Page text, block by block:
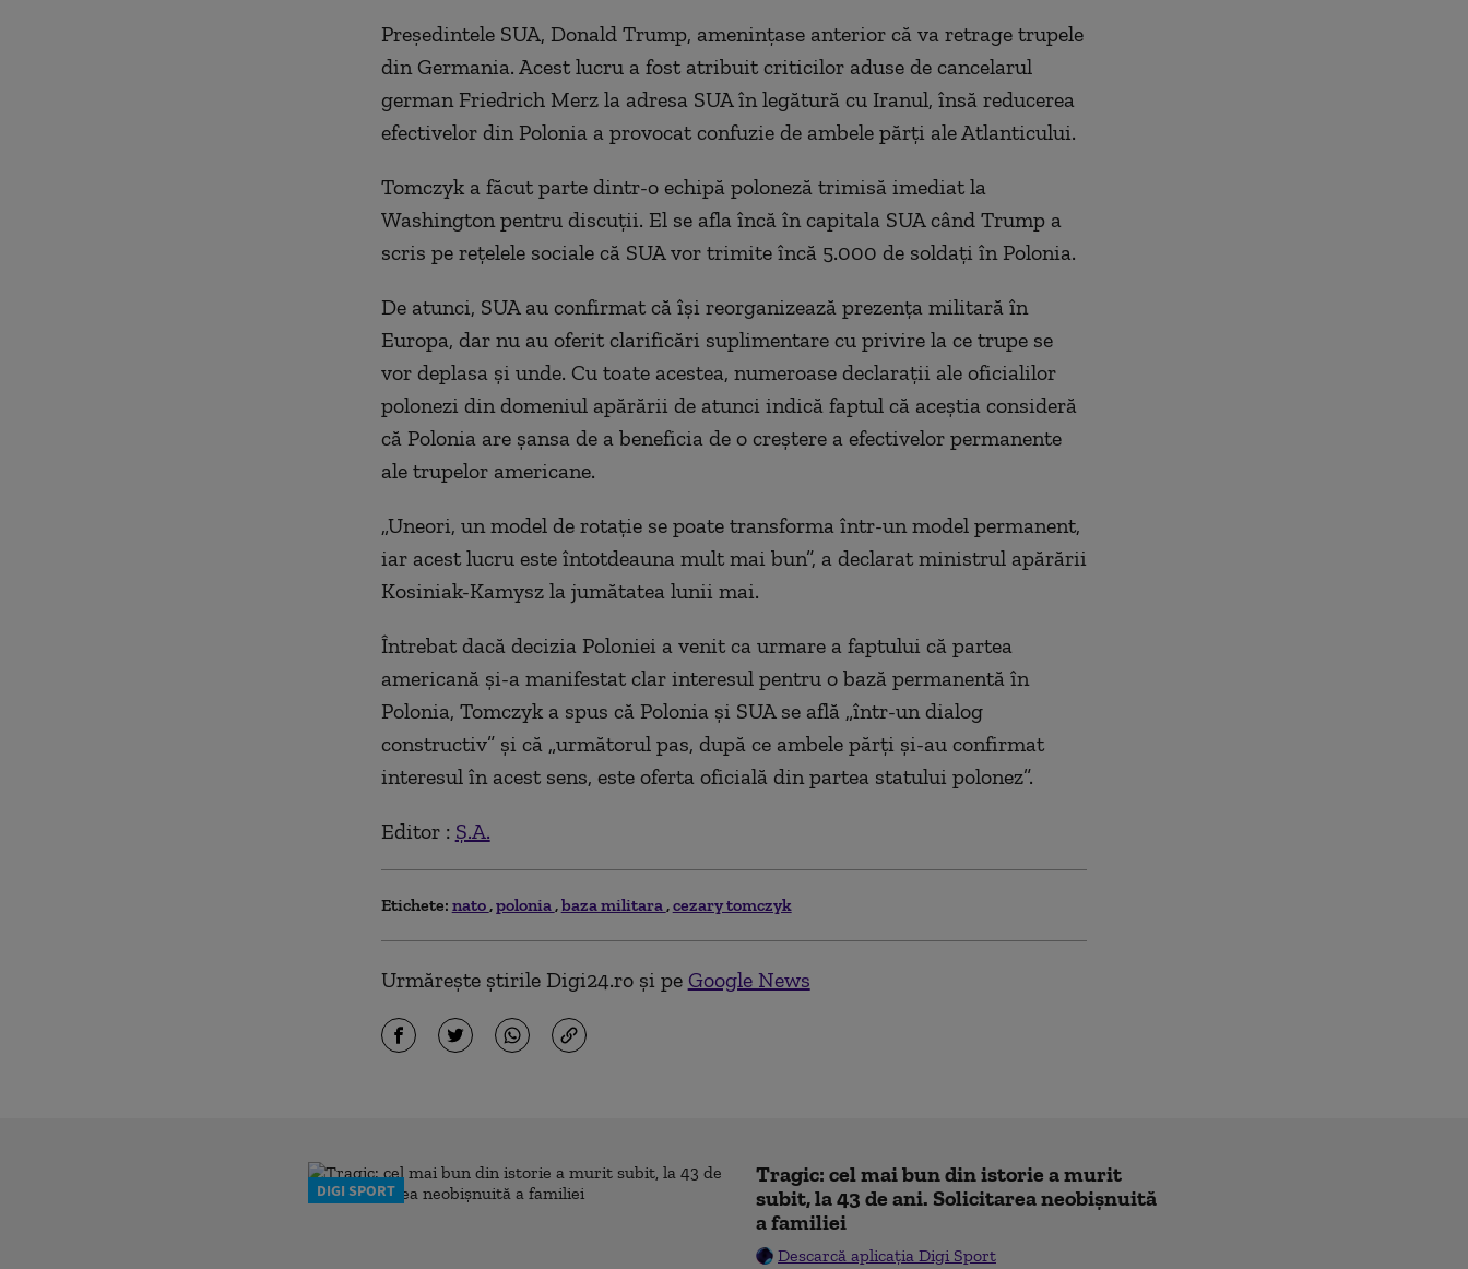
Preşedintele SUA, Donald Trump, ameninţase anterior că va retrage trupele
din Germania. Acest lucru a fost atribuit criticilor aduse de cancelarul
german Friedrich Merz la adresa SUA în legătură cu Iranul, însă reducerea
efectivelor din Polonia a provocat confuzie de ambele părţi ale Atlanticului.
Tomczyk a făcut parte dintr-o echipă poloneză trimisă imediat la
Washington pentru discuţii. El se afla încă în capitala SUA când Trump a
scris pe reţelele sociale că SUA vor trimite încă 5.000 de soldaţi în Polonia.
De atunci, SUA au confirmat că îşi reorganizează prezenţa militară în
Europa, dar nu au oferit clarificări suplimentare cu privire la ce trupe se
vor deplasa şi unde. Cu toate acestea, numeroase declaraţii ale oficialilor
polonezi din domeniul apărării de atunci indică faptul că aceştia consideră
că Polonia are şansa de a beneficia de o creştere a efectivelor permanente
ale trupelor americane.
„Uneori, un model de rotaţie se poate transforma într-un model permanent,
iar acest lucru este întotdeauna mult mai bun”, a declarat ministrul apărării
Kosiniak-Kamysz la jumătatea lunii mai.
Întrebat dacă decizia Poloniei a venit ca urmare a faptului că partea
americană şi-a manifestat clar interesul pentru o bază permanentă în
Polonia, Tomczyk a spus că Polonia şi SUA se află „într-un dialog
constructiv” şi că „următorul pas, după ce ambele părţi şi-au confirmat
interesul în acest sens, este oferta oficială din partea statului polonez”.
Editor : Ș.A.
Etichete: nato polonia baza militara cezary tomczyk
Urmărește știrile Digi24.ro și pe Google News
DIGI SPORT
Tragic: cel mai bun din istorie a murit
subit, la 43 de ani. Solicitarea neobișnuită
a familiei
Descarcă aplicația Digi Sport